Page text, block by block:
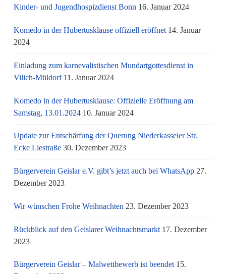
Kinder- und Jugendhospizdienst Bonn 16. Januar 2024
Komedo in der Hubertusklause offiziell eröffnet 14. Januar
2024
Einladung zum karnevalistischen Mundartgottesdienst in
Vilich-Müldorf 11. Januar 2024
Komedo in der Hubertusklause: Offizielle Eröffnung am
Samstag, 13.01.2024 10. Januar 2024
Update zur Entschärfung der Querung Niederkasseler Str.
Ecke Liestraße 30. Dezember 2023
Bürgerverein Geislar e.V. gibt’s jetzt auch bei WhatsApp 27.
Dezember 2023
Wir wünschen Frohe Weihnachten 23. Dezember 2023
Rückblick auf den Geislarer Weihnachtsmarkt 17. Dezember
2023
Bürgerverein Geislar – Malwettbewerb ist beendet 15.